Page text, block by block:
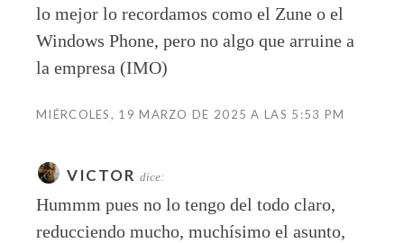
lo mejor lo recordamos como el Zune o el
Windows Phone, pero no algo que arruine a
la empresa (IMO)
MIÉRCOLES, 19 MARZO DE 2025 A LAS 5:53 PM
VICTOR dice:
Hummm pues no lo tengo del todo claro,
reducciendo mucho, muchísimo el asunto,